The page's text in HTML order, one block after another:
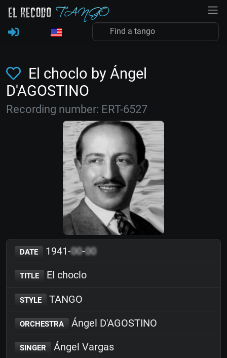
El choclo by Ángel
D'AGOSTINO
Recording number: ERT-6527
DATE 1941-00-00
TITLE El choclo
STYLE TANGO
ORCHESTRA Ángel D'AGOSTINO
SINGER Ángel Vargas